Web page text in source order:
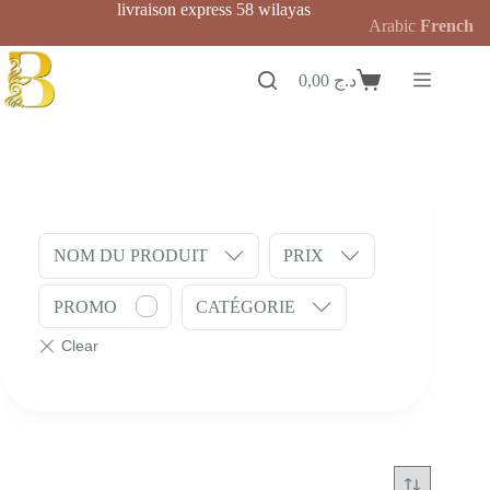
contenu
livraison express 58 wilayas
Panierد.ج
NOM DU PRODUIT PRIX
PROMO CATÉGORIE
Arabic French